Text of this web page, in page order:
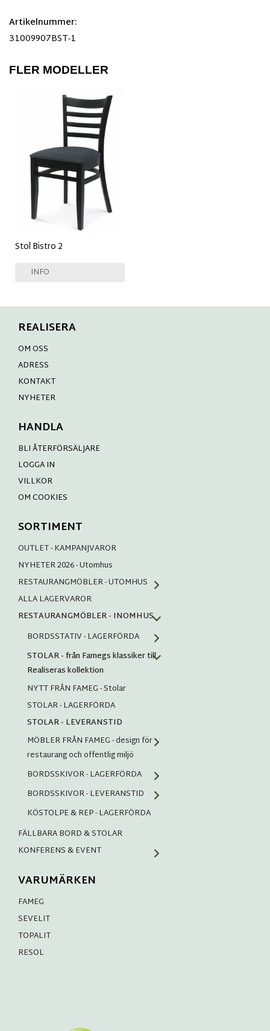
Artikelnummer:
31009907BST-1
FLER MODELLER
Stol Bistro 2
INFO
REALISERA
OM OSS
ADRESS
KONTAKT
NYHETER
HANDLA
BLI ÅTERFÖRSÄLJARE
LOGGA IN
VILLKOR
OM COOKIES
SORTIMENT
OUTLET - KAMPANJVAROR
NYHETER 2026 - Utomhus
RESTAURANGMÖBLER - UTOMHUS
ALLA LAGERVAROR
RESTAURANGMÖBLER - INOMHUS
BORDSSTATIV - LAGERFÖRDA
STOLAR - från Famegs klassiker till
Realiseras kollektion
NYTT FRÅN FAMEG - Stolar
STOLAR - LAGERFÖRDA
STOLAR - LEVERANSTID
MÖBLER FRÅN FAMEG - design för
restaurang och offentlig miljö
BORDSSKIVOR - LAGERFÖRDA
BORDSSKIVOR - LEVERANSTID
KÖSTOLPE & REP - LAGERFÖRDA
FÄLLBARA BORD & STOLAR
KONFERENS & EVENT
VARUMÄRKEN
FAMEG
SEVELIT
TOPALIT
RESOL